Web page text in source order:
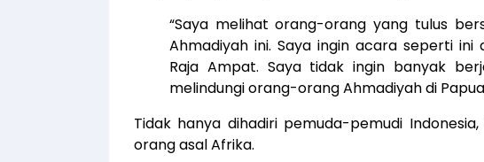
“Saya melihat orang-orang yang tulus
Ahmadiyah ini. Saya ingin acara seperti ini
Raja Ampat. Saya tidak ingin banyak
melindungi orang-orang Ahmadiyah di
Tidak hanya dihadiri pemuda-pemudi
orang asal Afrika.